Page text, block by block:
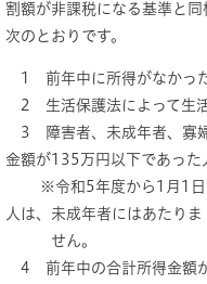
割額が非課税になる基準と同
次のとおりです。
1 前年中に所得がなかっ
2 生活保護法によって生活
3 障害者、未成年者、寡婦
金額が135万円以下であった
※令和5年度から1月1日
人は、未成年者にはあたりま
せん。
4 前年中の合計所得金額